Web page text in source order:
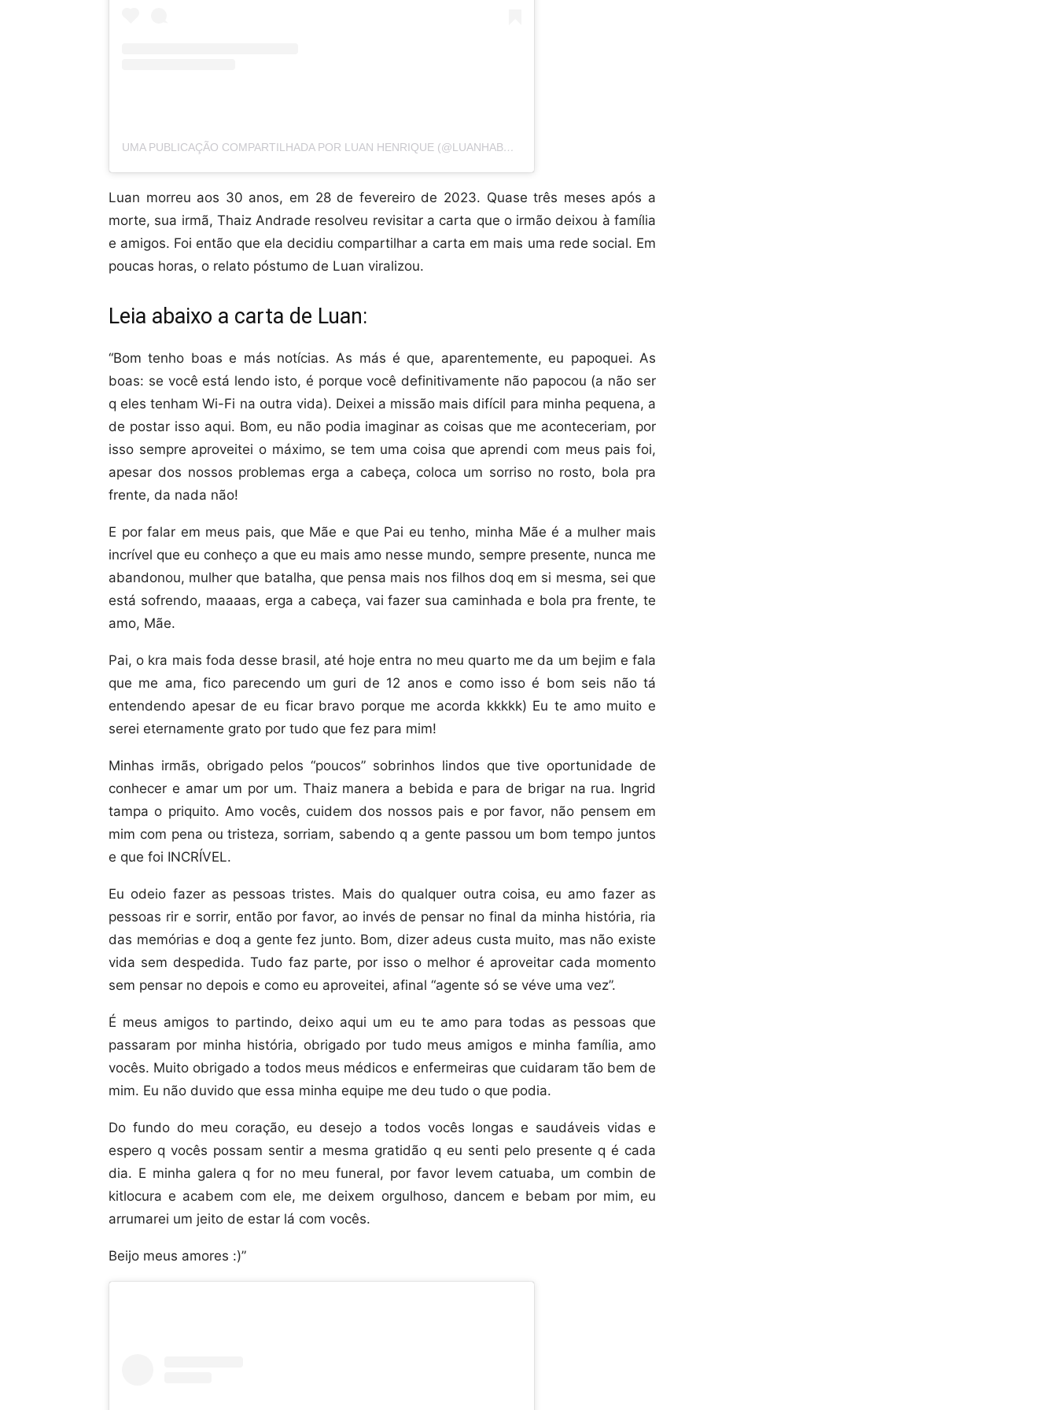
UMA PUBLICAÇÃO COMPARTILHADA POR LUAN HENRIQUE (@LUANHABREU)
Luan morreu aos 30 anos, em 28 de fevereiro de 2023. Quase três meses após a
morte, sua irmã, Thaiz Andrade resolveu revisitar a carta que o irmão deixou à família
e amigos. Foi então que ela decidiu compartilhar a carta em mais uma rede social. Em
poucas horas, o relato póstumo de Luan viralizou.
Leia abaixo a carta de Luan:
“Bom tenho boas e más notícias. As más é que, aparentemente, eu papoquei. As
boas: se você está lendo isto, é porque você definitivamente não papocou (a não ser
q eles tenham Wi-Fi na outra vida). Deixei a missão mais difícil para minha pequena, a
de postar isso aqui. Bom, eu não podia imaginar as coisas que me aconteceriam, por
isso sempre aproveitei o máximo, se tem uma coisa que aprendi com meus pais foi,
apesar dos nossos problemas erga a cabeça, coloca um sorriso no rosto, bola pra
frente, da nada não!
E por falar em meus pais, que Mãe e que Pai eu tenho, minha Mãe é a mulher mais
incrível que eu conheço a que eu mais amo nesse mundo, sempre presente, nunca me
abandonou, mulher que batalha, que pensa mais nos filhos doq em si mesma, sei que
está sofrendo, maaaas, erga a cabeça, vai fazer sua caminhada e bola pra frente, te
amo, Mãe.
Pai, o kra mais foda desse brasil, até hoje entra no meu quarto me da um bejim e fala
que me ama, fico parecendo um guri de 12 anos e como isso é bom seis não tá
entendendo apesar de eu ficar bravo porque me acorda kkkkk) Eu te amo muito e
serei eternamente grato por tudo que fez para mim!
Minhas irmãs, obrigado pelos “poucos” sobrinhos lindos que tive oportunidade de
conhecer e amar um por um. Thaiz manera a bebida e para de brigar na rua. Ingrid
tampa o priquito. Amo vocês, cuidem dos nossos pais e por favor, não pensem em
mim com pena ou tristeza, sorriam, sabendo q a gente passou um bom tempo juntos
e que foi INCRÍVEL.
Eu odeio fazer as pessoas tristes. Mais do qualquer outra coisa, eu amo fazer as
pessoas rir e sorrir, então por favor, ao invés de pensar no final da minha história, ria
das memórias e doq a gente fez junto. Bom, dizer adeus custa muito, mas não existe
vida sem despedida. Tudo faz parte, por isso o melhor é aproveitar cada momento
sem pensar no depois e como eu aproveitei, afinal “agente só se véve uma vez”.
É meus amigos to partindo, deixo aqui um eu te amo para todas as pessoas que
passaram por minha história, obrigado por tudo meus amigos e minha família, amo
vocês. Muito obrigado a todos meus médicos e enfermeiras que cuidaram tão bem de
mim. Eu não duvido que essa minha equipe me deu tudo o que podia.
Do fundo do meu coração, eu desejo a todos vocês longas e saudáveis vidas e
espero q vocês possam sentir a mesma gratidão q eu senti pelo presente q é cada
dia. E minha galera q for no meu funeral, por favor levem catuaba, um combin de
kitlocura e acabem com ele, me deixem orgulhoso, dancem e bebam por mim, eu
arrumarei um jeito de estar lá com vocês.
Beijo meus amores :)”